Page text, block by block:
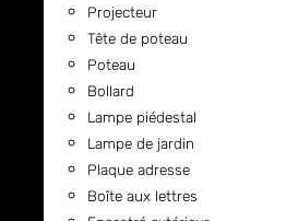
Projecteur
Tête de poteau
Poteau
Bollard
Lampe piédestal
Lampe de jardin
Plaque adresse
Boîte aux lettres